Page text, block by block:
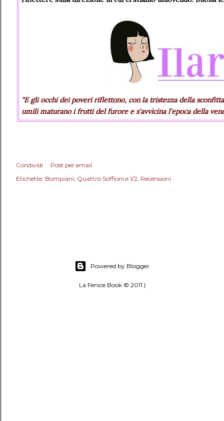
"E gli occhi dei poveri riflettono, con la tristezza della
umili maturano i frutti del furore e s'avvicina l'epoca della
Condividi
Post per email
Etichette: Bompiani Quattro Soffioni e 1/2 Recensioni
Powered by Blogger
La Fenice Book © 2011 |